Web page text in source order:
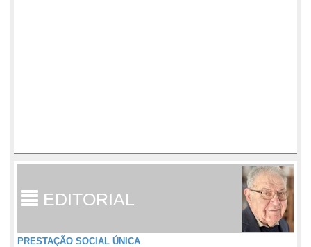
EDITORIAL
PRESTAÇÃO SOCIAL ÚNICA